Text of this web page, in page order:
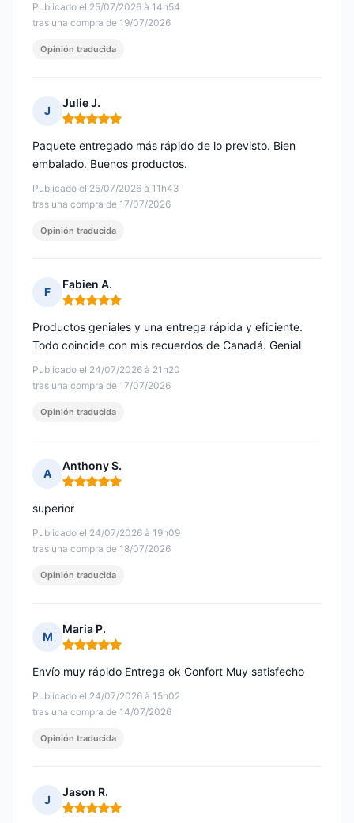
Publicado el 25/07/2026 à 14h54
tras una compra de 19/07/2026
Opinión traducida
J
Julie J.
Nota: 5 de 5
Publicado el 25/07/2026 à 11h43
tras una compra de 17/07/2026
Paquete entregado más rápido de lo previsto. Bien
embalado. Buenos productos.
Opinión traducida
F
Fabien A.
Nota: 5 de 5
Publicado el 24/07/2026 à 21h20
tras una compra de 17/07/2026
Productos geniales y una entrega rápida y eficiente.
Todo coincide con mis recuerdos de Canadá. Genial
Opinión traducida
A
Anthony S.
Nota: 5 de 5
Publicado el 24/07/2026 à 19h09
tras una compra de 18/07/2026
superior
Opinión traducida
M
Maria P.
Nota: 5 de 5
Publicado el 24/07/2026 à 15h02
tras una compra de 14/07/2026
Envío muy rápido Entrega ok Confort Muy satisfecho
Opinión traducida
J
Jason R.
Nota: 5 de 5